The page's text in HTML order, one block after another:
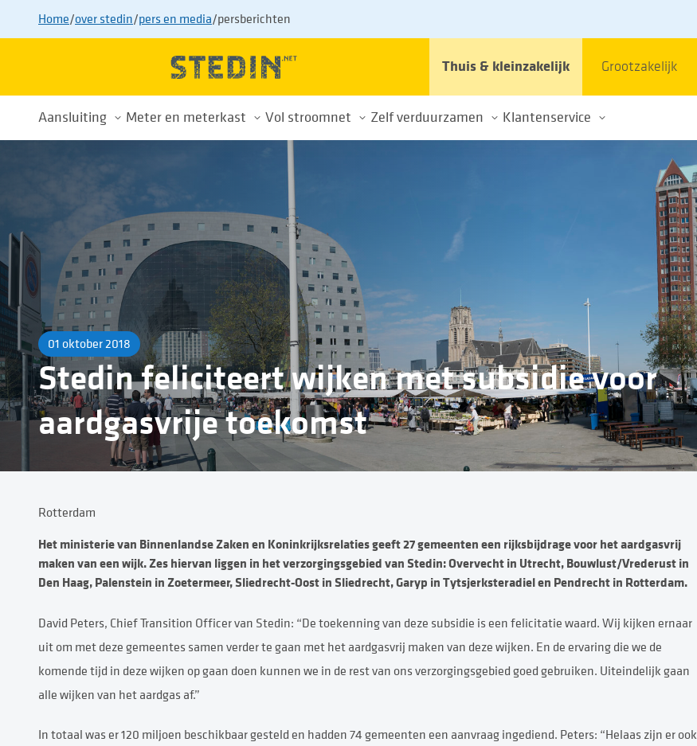
Home/over stedin/pers en media/persberichten
Thuis & kleinzakelijk Grootzakelijk
Aansluiting
Alles over uw aansluiting
Nieuwe aansluiting
Aansluiting aanpassen
Aansluiting verwijderen
Tarieven
Voorkom afsluiting
Meter en meterkast
Energiemeters
Energiemeterwissel
Slimme meter
Privacy
Vol stroomnet
Drukte op het stroomnet
Wachtlijst
Tips voor slim gebruik energienet
Buurtaanpak
Zelf verduurzamen Klantenservice
01 oktober 2018
Stedin feliciteert wijken met subsidie voor
aardgasvrije toekomst
Rotterdam
Het ministerie van Binnenlandse Zaken en Koninkrijksrelaties geeft 27 gemeenten een rijksbijdrage voor het aardgasvrij
maken van een wijk. Zes hiervan liggen in het verzorgingsgebied van Stedin: Overvecht in Utrecht, Bouwlust/Vrederust in
Den Haag, Palenstein in Zoetermeer, Sliedrecht-Oost in Sliedrecht, Garyp in Tytsjerksteradiel en Pendrecht in Rotterdam.
David Peters, Chief Transition Officer van Stedin: “De toekenning van deze subsidie is een felicitatie waard. Wij kijken ernaar
uit om met deze gemeentes samen verder te gaan met het aardgasvrij maken van deze wijken. En de ervaring die we de
komende tijd in deze wijken op gaan doen kunnen we in de rest van ons verzorgingsgebied goed gebruiken. Uiteindelijk gaan
alle wijken van het aardgas af.”
In totaal was er 120 miljoen beschikbaar gesteld en hadden 74 gemeenten een aanvraag ingediend. Peters: “Helaas zijn er ook